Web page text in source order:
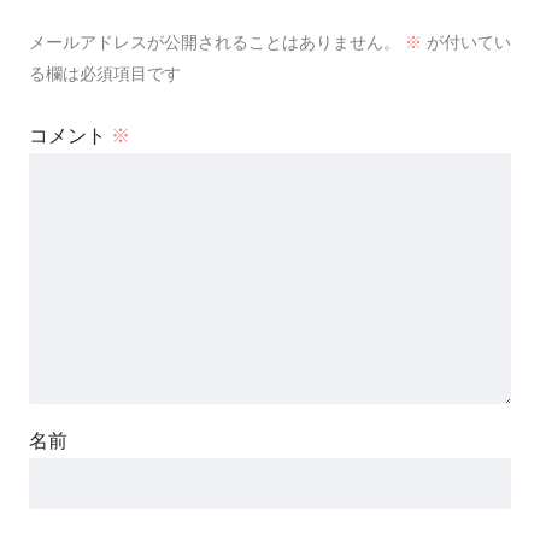
メールアドレスが公開されることはありません。 ※ が付いてい
る欄は必須項目です
コメント ※
名前